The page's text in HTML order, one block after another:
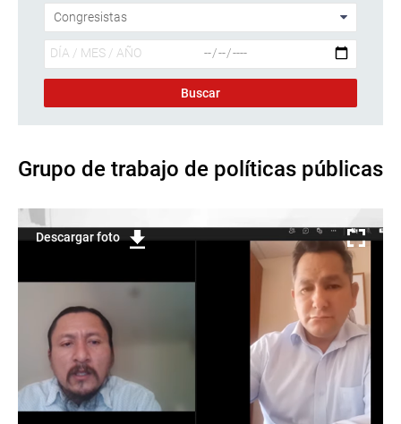
Grupo de trabajo de políticas públicas
Descargar foto